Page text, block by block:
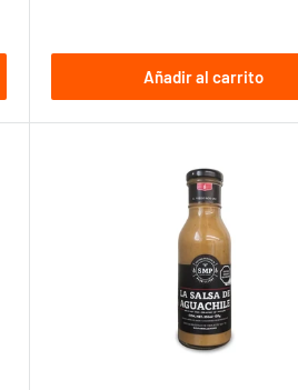
Añadir al carrito